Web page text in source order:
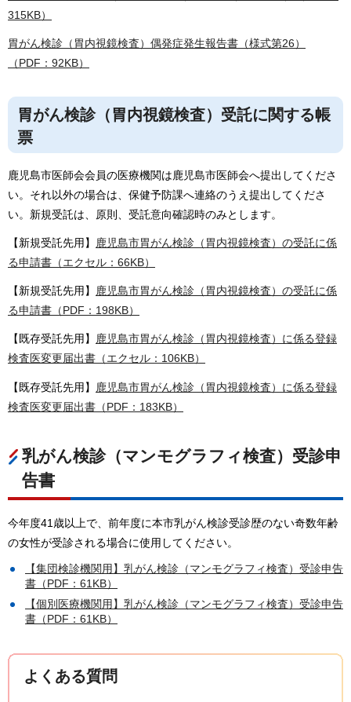
315KB）
胃がん検診（胃内視鏡検査）偶発症発生報告書（様式第26）
（PDF：92KB）
胃がん検診（胃内視鏡検査）受託に関する帳
票
鹿児島市医師会会員の医療機関は鹿児島市医師会へ提出してくださ
い。それ以外の場合は、保健予防課へ連絡のうえ提出してくださ
い。新規受託は、原則、受託意向確認時のみとします。
【新規受託先用】
鹿児島市胃がん検診（胃内視鏡検査）の受託に係
る申請書（エクセル：66KB）
【新規受託先用】 鹿児島市胃がん検診（胃内視鏡検査）の受託に係
る申請書（PDF：198KB）
【既存受託先用】 鹿児島市胃がん検診（胃内視鏡検査）に係る登録
検査医変更届出書（エクセル：106KB）
【既存受託先用】
鹿児島市胃がん検診（胃内視鏡検査）に係る登録
検査医変更届出書（PDF：183KB）
乳がん検診（マンモグラフィ検査）受診申
告書
今年度41歳以上で、前年度に本市乳がん検診受診歴のない奇数年齢
の女性が受診される場合に使用してください。
【集団検診機関用】乳がん検診（マンモグラフィ検査）受診申告
書（PDF：61KB）
【個別医療機関用】乳がん検診（マンモグラフィ検査）受診申告
書（PDF：61KB）
よくある質問